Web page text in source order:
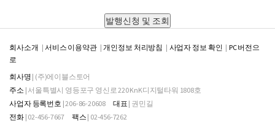
회사소개 서비스 이용약관 개인정보 처리방침 사업자 정보 확인
PC 버전으
로
회사명 | (주)에이블스토어
주소 | 서울특별시 영등포구 영신로 220 KnK디지털타워 1808호
사업자 등록번호 | 206-86-20608 대표 | 권민길
전화| 02-456-7667 팩스 | 02-456-7262